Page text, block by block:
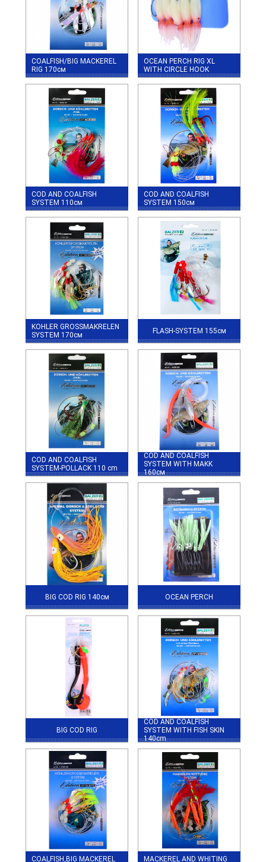
COALFISH/BIG MACKEREL
RIG 170см
OCEAN PERCH RIG XL
WITH CIRCLE HOOK
COD AND COALFISH
SYSTEM 110см
COD AND COALFISH
SYSTEM 150см
KOHLER GROSSMAKRELEN
SYSTEM 170см
FLASH-SYSTEM 155см
COD AND COALFISH
SYSTEM-POLLACK 110 cm
COD AND COALFISH
SYSTEM WITH MAKK
160см
BIG COD RIG 140см OCEAN PERCH
BIG COD RIG
COD AND COALFISH
SYSTEM WITH FISH SKIN
140cm
COALFISH,BIG MACKEREL MACKEREL AND WHITING